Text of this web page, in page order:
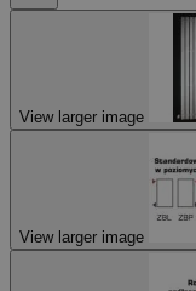
View larger image
View larger image